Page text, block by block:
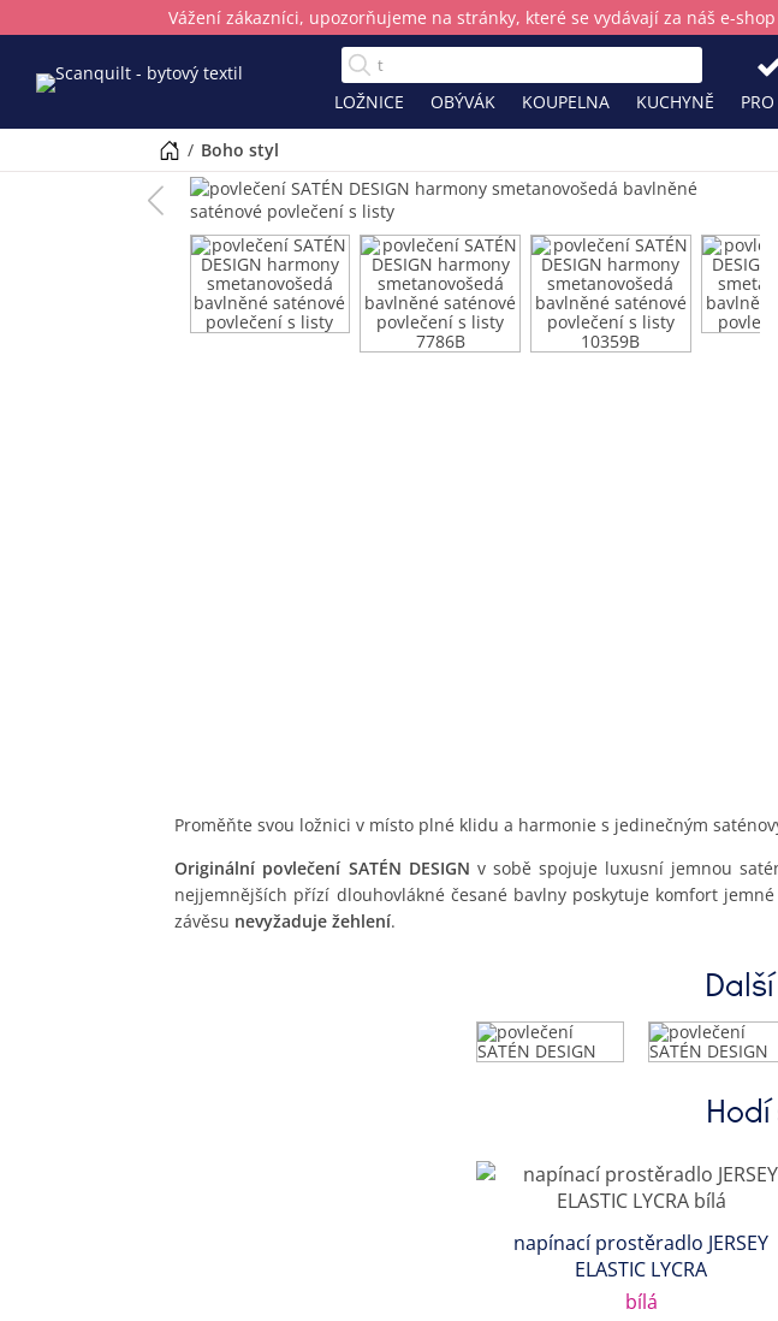
Vážení zákazníci, upozorňujeme na stránky, které se vydávají za náš e-
LOŽNICE OBÝVÁK KOUPELNA KUCHYNĚ
/ boho styl
Proměňte svou ložnici v místo plné klidu a harmonie s jedinečným
Originální povlečení SATÉN DESIGN v sobě spojuje luxusní jemnou
nejjemnějších přízí dlouhovlákné česané bavlny poskytuje komfort
závěsu nevyžaduje žehlení.
napínací prostěradlo JERSEY
ELASTIC LYCRA
bílá